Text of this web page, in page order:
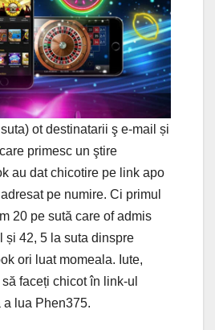
ot destinatarii ş e-mail și
primesc un ştire
au dat chicotire pe link apo
pe numire. Ci primul
20 pe sută care of admis
și 42, 5 la suta dinspre
ori luat momeala. Iute,
faceți chicot în link-ul
a lua Phen375.